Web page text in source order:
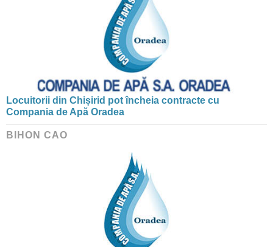
Locuitorii din Chișirid pot încheia contracte cu
Compania de Apă Oradea
BIHON CAO